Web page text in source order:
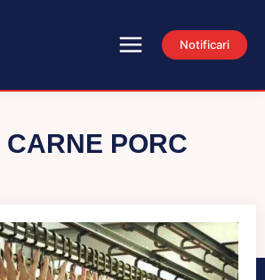
Notificari
CARNE PORC